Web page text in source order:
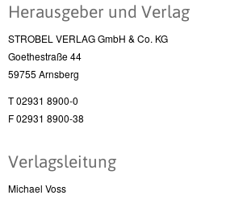
Herausgeber und Verlag
STROBEL VERLAG GmbH & Co. KG
Goethestraße 44
59755 Arnsberg
T 02931 8900-0
F 02931 8900-38
Verlagsleitung
Michael Voss